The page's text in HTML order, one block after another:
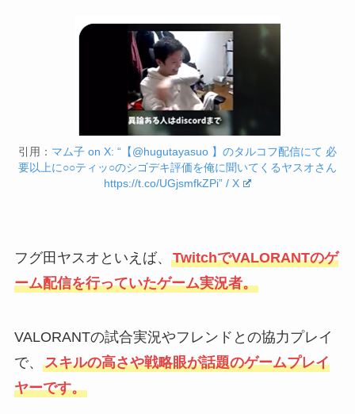
引用： マム子 on X: “【@hugutayasuo 】のタルコフ配信にて 必
要以上に○○ティッ○のシゴデキ評価を俺に聞いてくるヤスオさん
https://t.co/UGjsmfkZPi” / X
フグ田ヤスオといえば、 TwitchでVALORANTのゲ
ーム配信を行っていたゲーム実況者。
VALORANTの試合実況やフレンドとの協力プレイ
で、 スキルの高さや戦略眼が話題のゲームプレイ
ヤーです。